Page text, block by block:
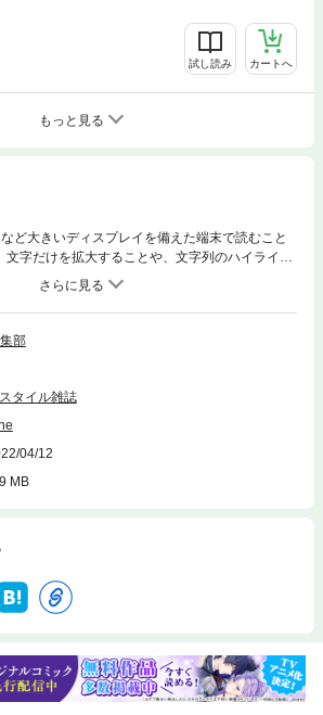
試し読み カートへ
もっと見る
ど大きいディスプレイを備えた端末で読むこと
文字だけを拡大することや、文字列のハイライ
引用などの機能が使用できません。今月は「新し
や東京のシンボルの1つとなった東京スカイツリ
く続く老舗に新進気鋭のビストロ、ゆったりス
フェなど、時代の流れとともに進化と、その文
す！新旧入り交ざる素敵な地で、のんびり素敵
部
タイル雑誌
04/12
MB